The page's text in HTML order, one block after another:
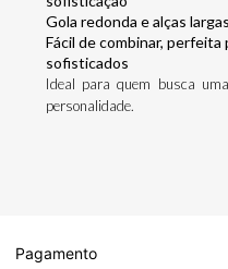
Gola redonda e alças
Fácil de combinar, perfeita
sofisticados
Ideal para quem busca
personalidade.
Pagamento